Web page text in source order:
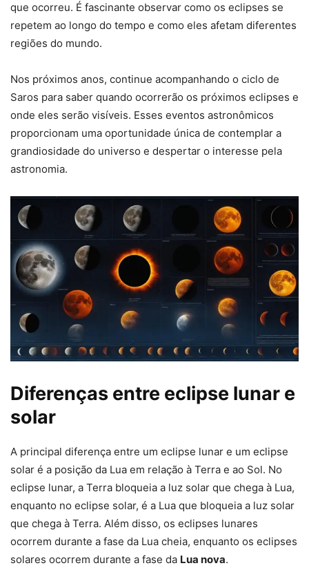
que ocorreu. É fascinante observar como os eclipses se
repetem ao longo do tempo e como eles afetam diferentes
regiões do mundo.
Nos próximos anos, continue acompanhando o ciclo de
Saros para saber quando ocorrerão os próximos eclipses e
onde eles serão visíveis. Esses eventos astronômicos
proporcionam uma oportunidade única de contemplar a
grandiosidade do universo e despertar o interesse pela
astronomia.
Diferenças entre eclipse lunar e
solar
A principal diferença entre um eclipse lunar e um eclipse
solar é a posição da Lua em relação à Terra e ao Sol. No
eclipse lunar, a Terra bloqueia a luz solar que chega à Lua,
enquanto no eclipse solar, é a Lua que bloqueia a luz solar
que chega à Terra. Além disso, os eclipses lunares
ocorrem durante a fase da Lua cheia, enquanto os eclipses
solares ocorrem durante a fase da Lua nova.